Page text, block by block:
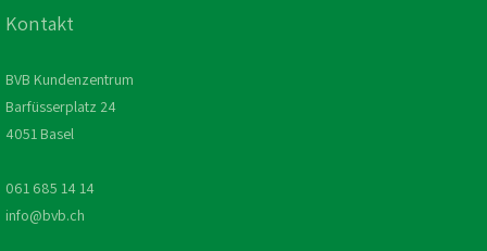
Wirtschaftliche Leistung
Kontakt
BVB Kundenzentrum
Barfüsserplatz 24
4051 Basel
061 685 14 14
info@bvb.ch